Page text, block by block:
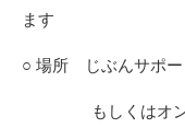
ます
○ 場所 じぶんサポー
もしくはオン